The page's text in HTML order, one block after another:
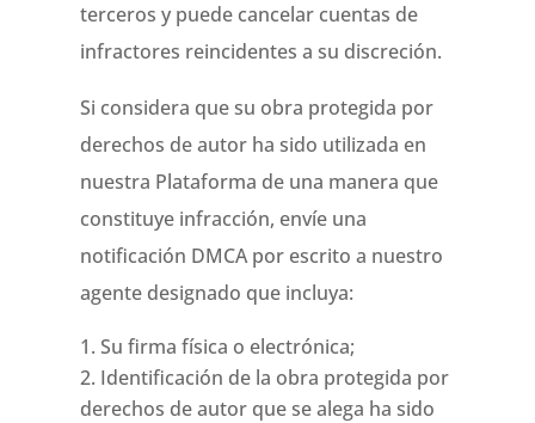
terceros y puede cancelar cuentas de
infractores reincidentes a su discreción.
Si considera que su obra protegida por
derechos de autor ha sido utilizada en
nuestra Plataforma de una manera que
constituye infracción, envíe una
notificación DMCA por escrito a nuestro
agente designado que incluya:
Su firma física o electrónica;
Identificación de la obra protegida por
derechos de autor que se alega ha sido